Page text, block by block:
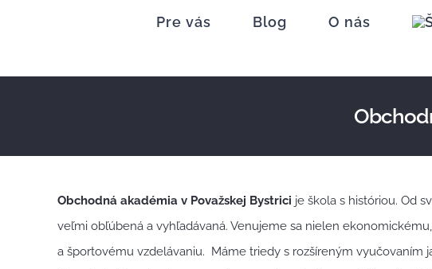
Pre vás Blog O nás
Obchodná akadémia v Považskej Bystrici je škola s históriou. Od
veľmi obľúbená a vyhľadávaná. Venujeme sa nielen
a športovému vzdelávaniu. Máme triedy s rozšíreným vyučovaním